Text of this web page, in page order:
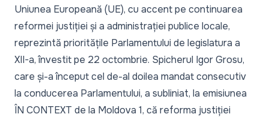
Uniunea Europeană (UE), cu accent pe continuarea
reformei justiției și a administrației publice locale,
reprezintă prioritățile Parlamentului de legislatura a
XII-a, învestit pe 22 octombrie. Spicherul Igor Grosu,
care și-a început cel de-al doilea mandat consecutiv
la conducerea Parlamentului, a subliniat, la emisiunea
ÎN CONTEXT de la Moldova 1, că reforma justiției